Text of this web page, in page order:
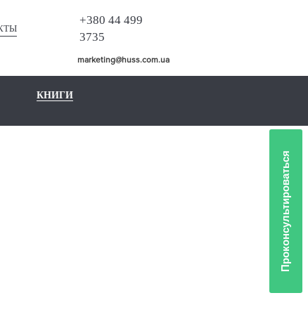
+380 44 499
3735
marketing@huss.com.ua
КНИГИ
Проконсультироваться